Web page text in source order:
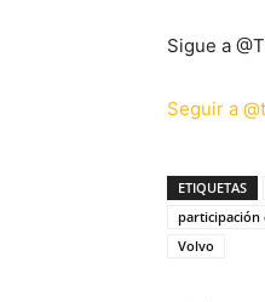
Sigue a
Seguir a
ETIQUETAS
participación
Volvo